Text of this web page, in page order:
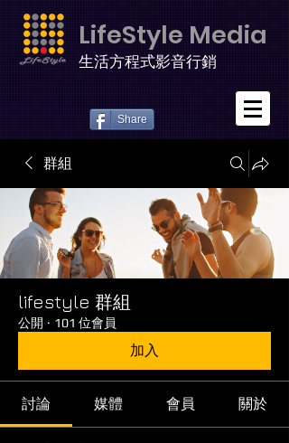
LifeStyle Media
生活方程式影音行銷
Share
群組
lifestyle 群組
公開 · 101 位會員
加入
討論 媒體 會員 關於